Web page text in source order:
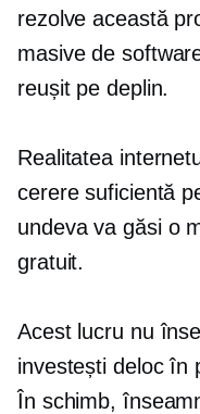
rezolve această
masive de
reușit pe deplin.
Realitatea
cerere suficientă
undeva va găsi o
gratuit.
Acest lucru nu
investești deloc în
În schimb,